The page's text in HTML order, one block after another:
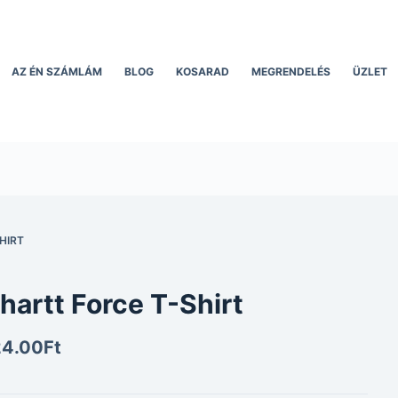
AZ ÉN SZÁMLÁM BLOG KOSARAD MEGRENDELÉS ÜZLET
Force T-Shirt
Ft